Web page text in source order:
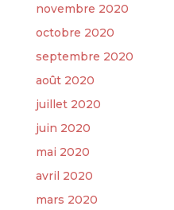
novembre 2020
octobre 2020
septembre 2020
août 2020
juillet 2020
juin 2020
mai 2020
avril 2020
mars 2020